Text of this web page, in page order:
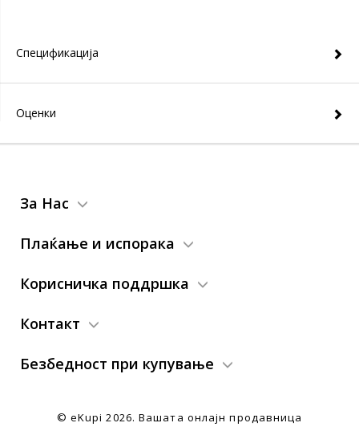
Спецификација
Оценки
За Нас
Плаќање и испорака
Корисничка поддршка
Контакт
Безбедност при купување
© eKupi2026. Вашата онлајн продавница